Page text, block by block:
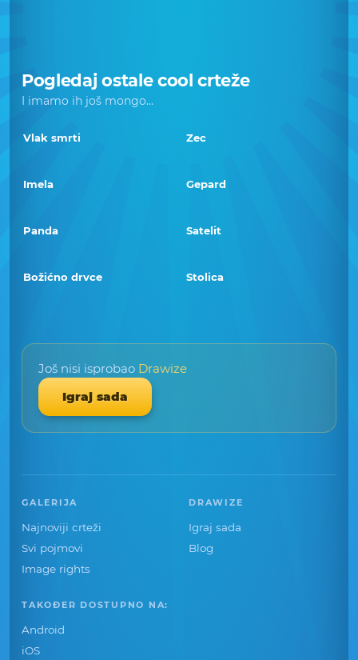
Pogledaj ostale cool crteže
I imamo ih još mongo...
Vlak smrti Zec
Imela Gepard
Panda Satelit
Božićno drvce Stolica
Još nisi isprobao Drawize
Igraj sada
GALERIJA
Najnoviji crteži
Svi pojmovi
Image rights
DRAWIZE
Igraj sada
Blog
TAKOĐER DOSTUPNO NA:
Android
iOS